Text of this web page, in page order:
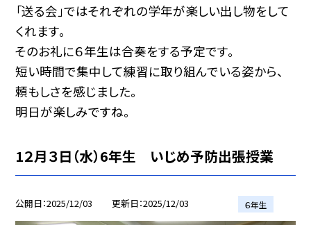
「送る会」ではそれぞれの学年が楽しい出し物をして
くれます。
そのお礼に６年生は合奏をする予定です。
短い時間で集中して練習に取り組んでいる姿から、
頼もしさを感じました。
明日が楽しみですね。
1２月３日（水）6年生 いじめ予防出張授業
公開日 2025/12/03 更新日 2025/12/03 ６年生